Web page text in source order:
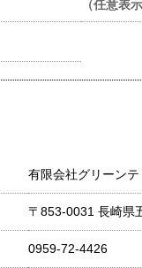
（任意表示
有限会社グリーンテ
〒853-0031 長崎県
0959-72-4426